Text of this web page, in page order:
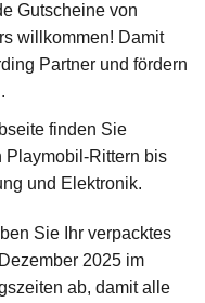
Gutscheine von
willkommen! Damit
Partner und fördern
finden Sie
Playmobil-Rittern bis
und Elektronik.
Sie Ihr verpacktes
2025 im
ab, damit alle